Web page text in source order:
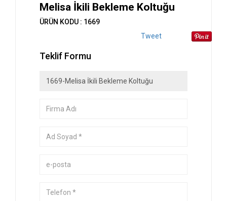
Melisa İkili Bekleme Koltuğu
ÜRÜN KODU : 1669
Tweet
Teklif Formu